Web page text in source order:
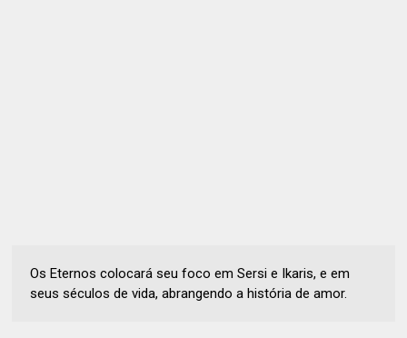
Os Eternos colocará seu foco em Sersi e Ikaris, e em
seus séculos de vida, abrangendo a história de amor.